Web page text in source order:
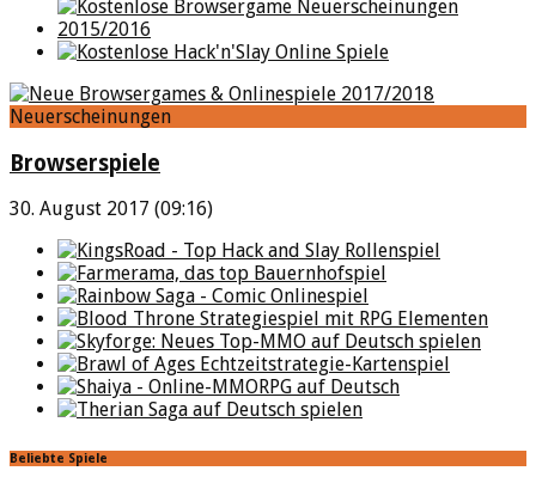
Neuerscheinungen
Browserspiele
30. August 2017 (09:16)
Beliebte Spiele